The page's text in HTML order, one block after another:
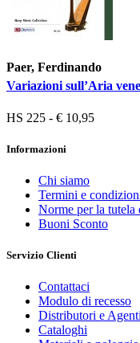
Paer, Ferdinando
Variazioni sull’Aria
HS 225 - € 10,95
Informazioni
Chi siamo
Termini e
Norme per la tutela
Buoni Sconto
Servizio Clienti
Contattaci
Modulo di recesso
Distributori e Agenti
Cataloghi